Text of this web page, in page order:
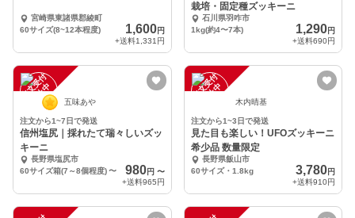
宮崎県東諸県郡綾町
60サイズ(8~12本程度)
1,600円
+送料1,331円
栽培・固定種ズッキーニ
石川県羽咋市
1kg(約4〜7本)
1,290円
+送料690円
注
文
受
付
停
止
中 五味あや
注文から1~7日で発送
信州塩尻｜採れたて瑞々しいズッ
キーニ
長野県塩尻市
60サイズ箱(7～8個程度)〜 980円 〜
+送料965円
注
文
受
付
停
止
中 木内晴基
注文から1~3日で発送
見た目も楽しい！UFOズッキーニ
希少品 数量限定
長野県飯山市
60サイズ・1.8kg
3,780円
+送料910円